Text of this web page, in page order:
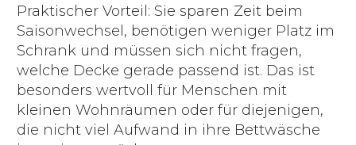
Praktischer Vorteil: Sie sparen Zeit beim
Saisonwechsel, benötigen weniger Platz im
Schrank und müssen sich nicht fragen,
welche Decke gerade passend ist. Das ist
besonders wertvoll für Menschen mit
kleinen Wohnräumen oder für diejenigen,
die nicht viel Aufwand in ihre Bettwäsche